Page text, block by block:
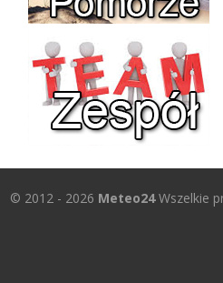
© 2012 - 2026 Meteo24Wszelkie